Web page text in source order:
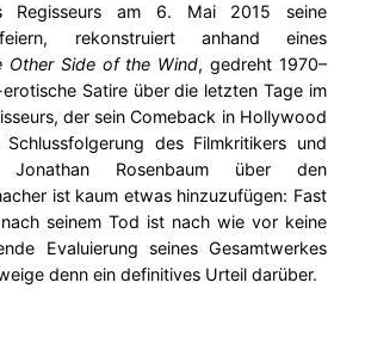
Regisseurs am 6. Mai 2015 seine
rekonstruiert anhand eines
Other Side of the Wind, gedreht 1970–
Satire über die letzten Tage im
der sein Comeback in Hollywood
des Filmkritikers und
Jonathan Rosenbaum über den
ist kaum etwas hinzuzufügen: Fast
seinem Tod ist nach wie vor keine
Evaluierung seines Gesamtwerkes
denn ein definitives Urteil darüber.